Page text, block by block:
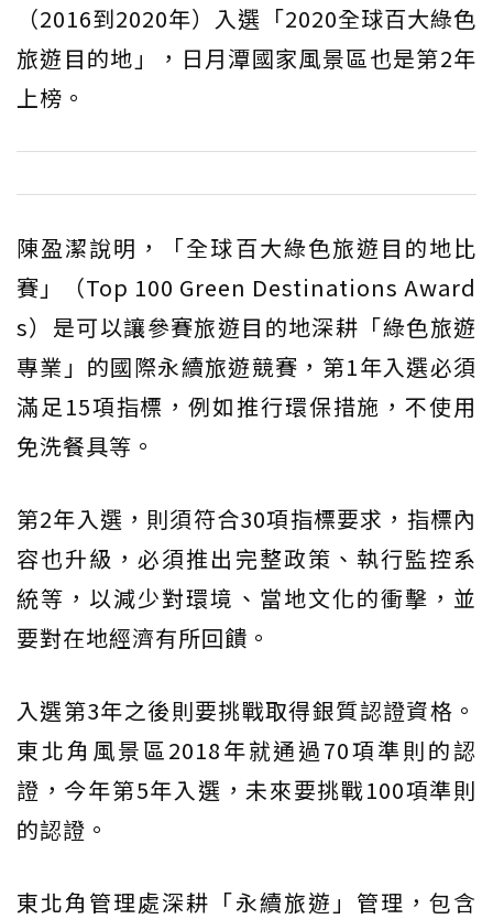
（2016到2020年）入選「2020全球百大綠色
旅遊目的地」，日月潭國家風景區也是第2年
上榜。
陳盈潔說明，「全球百大綠色旅遊目的地比
賽」（Top 100 Green Destinations Award
s）是可以讓參賽旅遊目的地深耕「綠色旅遊
專業」的國際永續旅遊競賽，第1年入選必須
滿足15項指標，例如推行環保措施，不使用
免洗餐具等。
第2年入選，則須符合30項指標要求，指標內
容也升級，必須推出完整政策、執行監控系
統等，以減少對環境、當地文化的衝擊，並
要對在地經濟有所回饋。
入選第3年之後則要挑戰取得銀質認證資格。
東北角風景區2018年就通過70項準則的認
證，今年第5年入選，未來要挑戰100項準則
的認證。
東北角管理處深耕「永續旅遊」管理，包含